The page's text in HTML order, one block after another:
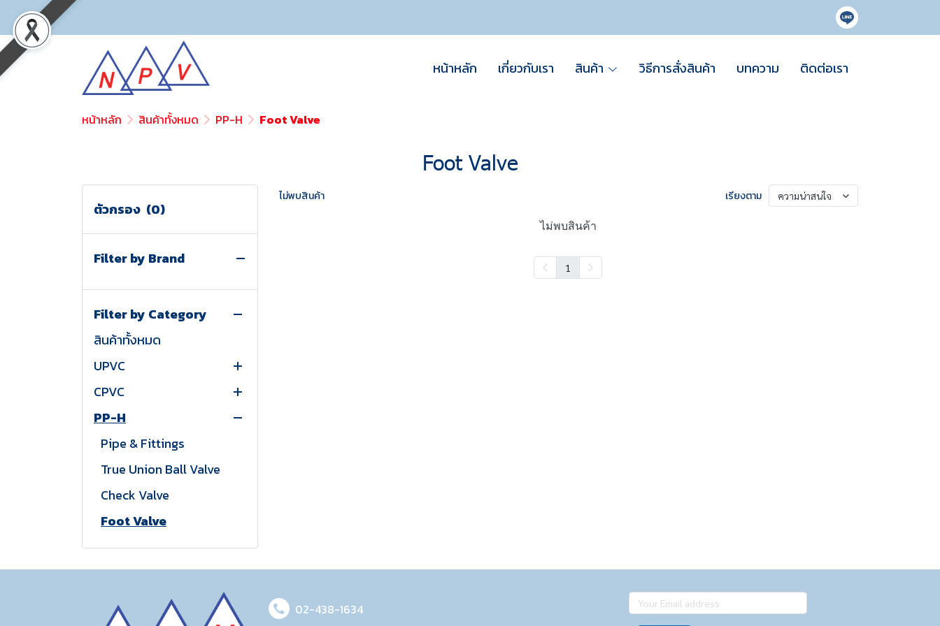
หน้าหลัก เกี่ยวกับเรา สินค้า วิธีการสั่งสินค้า บทความ ติดต่อเรา
หน้าหลัก สินค้าทั้งหมด PP-H Foot Valve
Foot Valve
ตัวกรอง (0)
Filter by Brand
Filter by Category
สินค้าทั้งหมด
UPVC
SCH80 Pipe & Fittings
DIN STD. Pipe & Fittings
Union
Ball Valve
Check Valve
Foot Valve, Float Valve
Butterfly Valve
Gate Valve, Diaphragm
Y-Strainer
CPVC
SCH80 Pipe & Fittings
Union
Ball Valve
Check Valve
Foot Valve
Butterfly Valve
Gate Valve, Diaphragm
Y-Strainer
PP-H
Pipe & Fittings
True Union Ball Valve
Check Valve
Foot Valve
Butterfly Valve
Gate Valve, Diaphragm
PVDF
ไม่พบสินค้า เรียงตาม ความน่าสนใจ
ไม่พบสินค้า
1
02-438-1634